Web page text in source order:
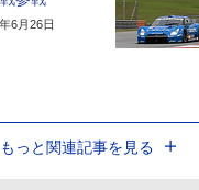
6月26日
もっと関連記事を見る